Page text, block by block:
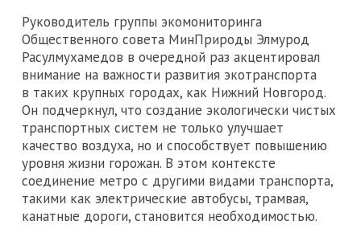
Руководитель группы экомониторинга
Общественного совета МинПрироды Элмурод
Расулмухамедов в очередной раз акцентировал
внимание на важности развития экотранспорта
в таких крупных городах, как Нижний Новгород.
Он подчеркнул, что создание экологически чистых
транспортных систем не только улучшает
качество воздуха, но и способствует повышению
уровня жизни горожан. В этом контексте
соединение метро с другими видами транспорта,
такими как электрические автобусы, трамвая,
канатные дороги, становится необходимостью.